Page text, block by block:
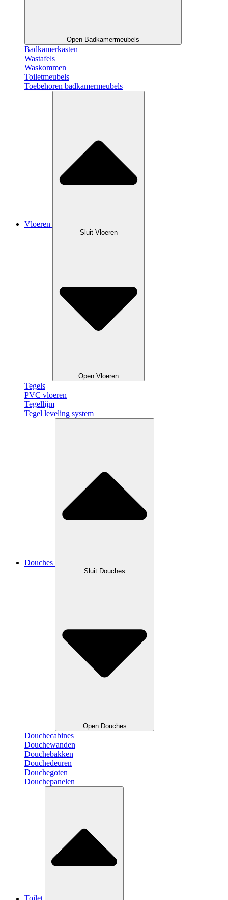
Open Badkamermeubels
Badkamerkasten
Wastafels
Waskommen
Toiletmeubels
Toebehoren badkamermeubels
Vloeren
Sluit Vloeren
Open Vloeren
Tegels
PVC vloeren
Tegellijm
Tegel leveling system
Douches
Sluit Douches
Open Douches
Douchecabines
Douchewanden
Douchebakken
Douchedeuren
Douchegoten
Douchepanelen